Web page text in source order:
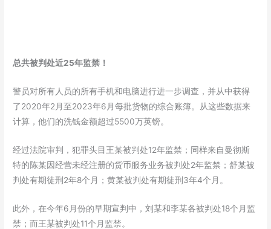
总共被判处近25年监禁！
警员对所有人员的所有手机和电脑进行进一步调查，并从中获得
了2020年2月至2023年6月每批货物的综合账簿。从这些数据来
计算，他们的洗钱金额超过5500万英镑。
经过法院审判，犯罪头目王某被判处12年监禁；同样来自曼彻斯
特的陈某因经营未经注册的货币服务业务被判处2年监禁；舒某被
判处有期徒刑2年8个月；黄某被判处有期徒刑3年4个月。
此外，在今年6月份的早期宣判中，刘某和李某各被判处18个月监
禁；而王某被判处11个月监禁。